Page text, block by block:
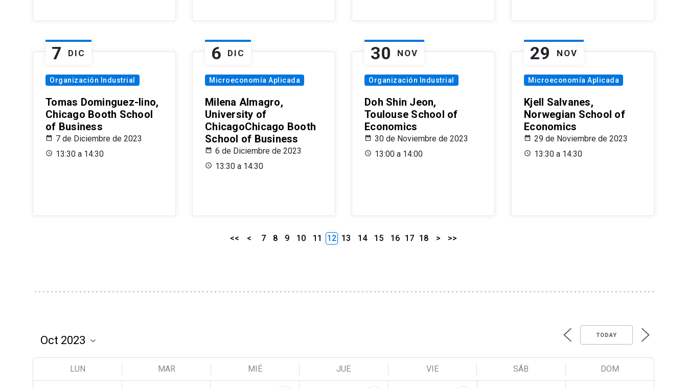
7 DIC
Organización Industrial
Tomas Dominguez-Iino,
Chicago Booth School
of Business
7 de Diciembre de 2023
13:30 a 14:30
6 DIC
Microeconomía Aplicada
Milena Almagro,
University of
ChicagoChicago Booth
School of Business
6 de Diciembre de 2023
13:30 a 14:30
30 NOV
Organización Industrial
Doh Shin Jeon,
Toulouse School of
Economics
30 de Noviembre de 2023
13:00 a 14:00
29 NOV
Microeconomía Aplicada
Kjell Salvanes,
Norwegian School of
Economics
29 de Noviembre de 2023
13:30 a 14:30
<< < 7 8 9 10 11 12 13 14 15 16 17 18 > >>
TODAY
LUN MAR MIÉ JUE VIE SÁB DOM